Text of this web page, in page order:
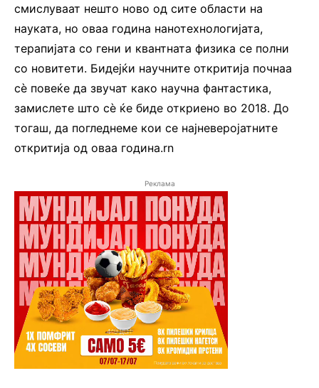
смислуваат нешто ново од сите области на
науката, но оваа година нанотехнологијата,
терапијата со гени и квантната физика се полни
со новитети. Бидејќи научните откритија почнаа
сè повеќе да звучат како научна фантастика,
замислете што сè ќе биде откриено во 2018. До
тогаш, да погледнеме кои се најневеројатните
откритија од оваа година.rn
Реклама